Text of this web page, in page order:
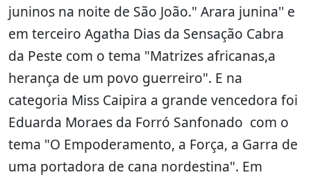
juninos na noite de São João." Arara junina'' e
em terceiro Agatha Dias da Sensação Cabra
da Peste com o tema "Matrizes africanas,a
herança de um povo guerreiro". E na
categoria Miss Caipira a grande vencedora foi
Eduarda Moraes da Forró Sanfonado com o
tema "O Empoderamento, a Força, a Garra de
uma portadora de cana nordestina". Em